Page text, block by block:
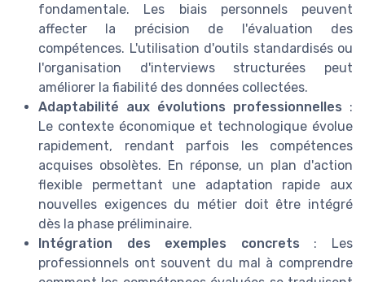
fondamentale. Les biais personnels peuvent
affecter la précision de l'évaluation des
compétences. L'utilisation d'outils standardisés ou
l'organisation d'interviews structurées peut
améliorer la fiabilité des données collectées.
Adaptabilité aux évolutions professionnelles :
Le contexte économique et technologique évolue
rapidement, rendant parfois les compétences
acquises obsolètes. En réponse, un plan d'action
flexible permettant une adaptation rapide aux
nouvelles exigences du métier doit être intégré
dès la phase préliminaire.
Intégration des exemples concrets : Les
professionnels ont souvent du mal à comprendre